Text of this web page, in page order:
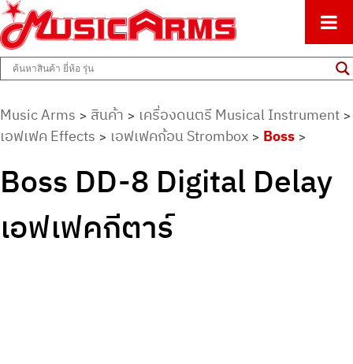
Music Arms
ศูนย์รวมครื่องดนตรีทุกชนิด ตั้งแต่เริ่มต้นถึงมืออาชีพ
Music Arms > สินค้า > เครื่องดนตรี Musical Instrument >
เอฟเฟค Effects > เอฟเฟคก้อน Strombox > Boss >
Boss DD-8 Digital Delay
เอฟเฟคกีตาร์